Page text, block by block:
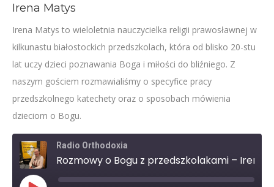
Irena Matys
Irena Matys to wieloletnia nauczycielka religii prawosławnej w
kilkunastu białostockich przedszkolach, która od blisko 20-stu
lat uczy dzieci poznawania Boga i miłości do bliźniego. Z
naszym gościem rozmawialiśmy o specyfice pracy
przedszkolnego katechety oraz o sposobach mówienia
dzieciom o Bogu.
Radio Orthodoxia